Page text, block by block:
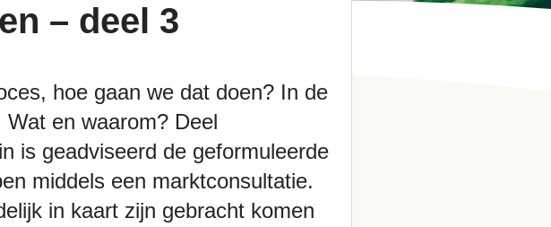
– deel 3
hoe gaan we dat doen? In de
en waarom? Deel
is geadviseerd de geformuleerde
middels een marktconsultatie.
in kaart zijn gebracht komen